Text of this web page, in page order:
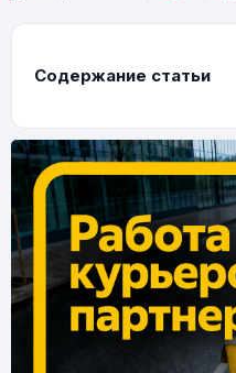
Содержание статьи